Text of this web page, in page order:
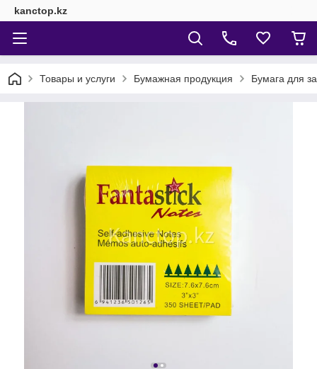
kanctop.kz
Товары и услуги Бумажная продукция Бумага для